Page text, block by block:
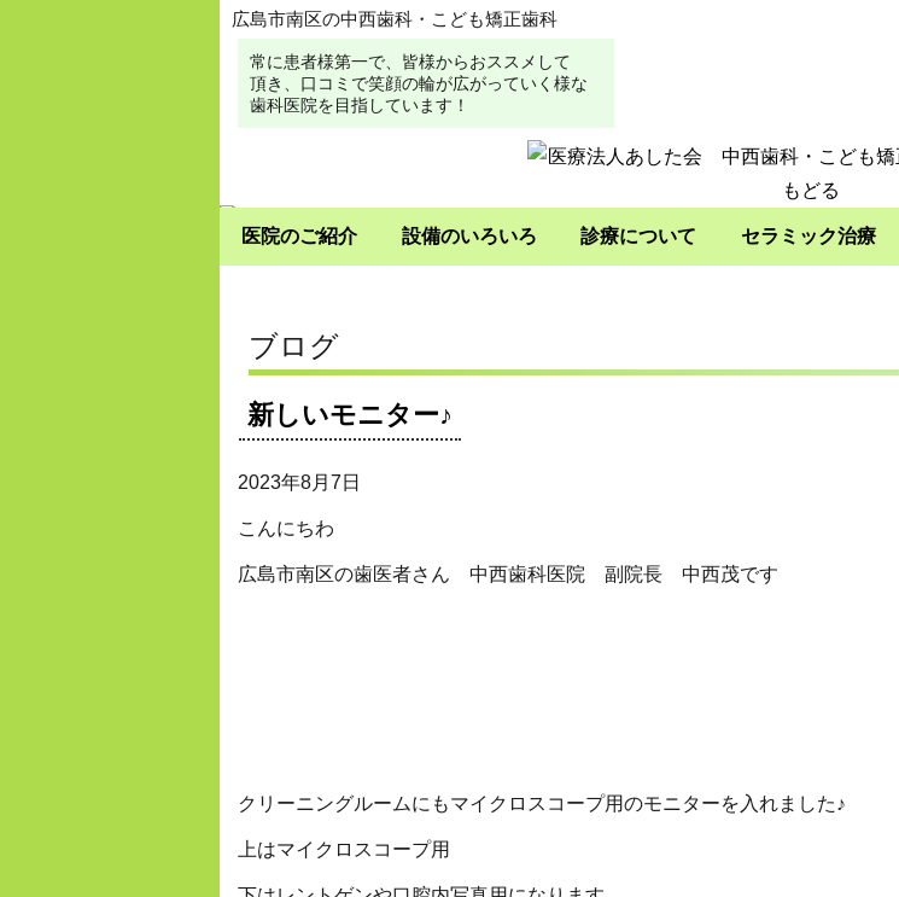
広島市南区の中西歯科・こども矯正歯科
常に患者様第一で、皆様からおススメして
頂き、口コミで笑顔の輪が広がっていく様な
歯科医院を目指しています！
医院のご紹介 設備のいろいろ 診療について セラミック治療
ブログ
新しいモニター♪
2023年8月7日
こんにちわ
広島市南区の歯医者さん 中西歯科医院 副院長 中西茂です
クリーニングルームにもマイクロスコープ用のモニターを入れました♪
上はマイクロスコープ用